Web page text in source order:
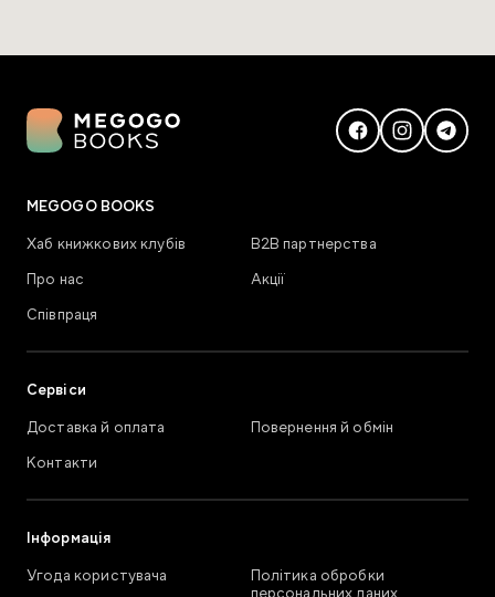
MEGOGO BOOKS
Хаб книжкових клубів
В2В партнерства
Про нас
Акції
Співпраця
Сервіси
Доставка й оплата
Повернення й обмін
Контакти
Інформація
Угода користувача
Політика обробки